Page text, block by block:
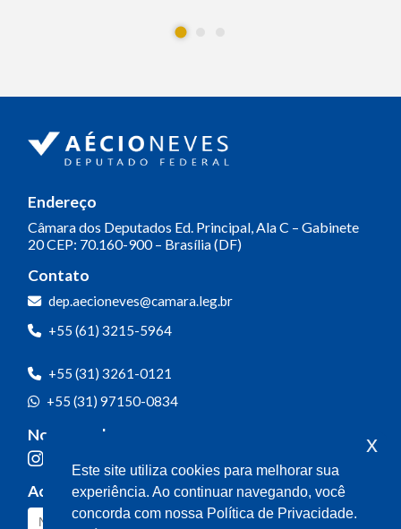
Endereço
Câmara dos Deputados Ed. Principal, Ala C – Gabinete
20CEP: 70.160-900 – Brasília (DF)
Contato
dep.aecioneves@camara.leg.br
+55 (61) 3215-5964
+55 (31) 3261-0121
+55 (31) 97150-0834
Nossas redes
Acompanhe o meu mandato
Este site utiliza cookies para melhorar sua
experiência. Ao continuar navegando, você
concorda com nossa Política de Privacidade.
x